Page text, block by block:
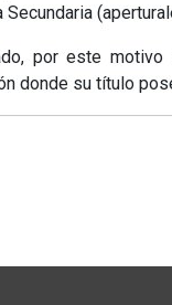
por este motivo
donde su título